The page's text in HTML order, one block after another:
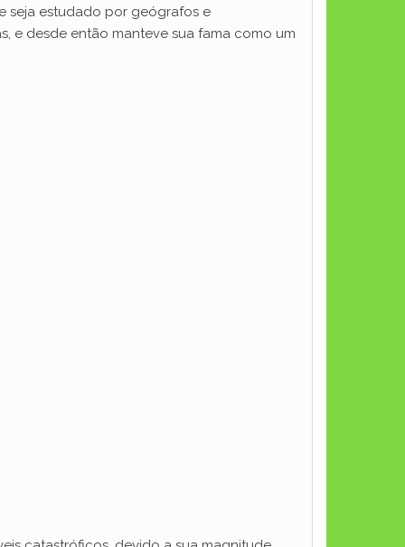
seja estudado por geógrafos e
e desde então manteve sua fama como um